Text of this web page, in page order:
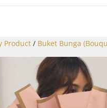
Product / Buket Bunga